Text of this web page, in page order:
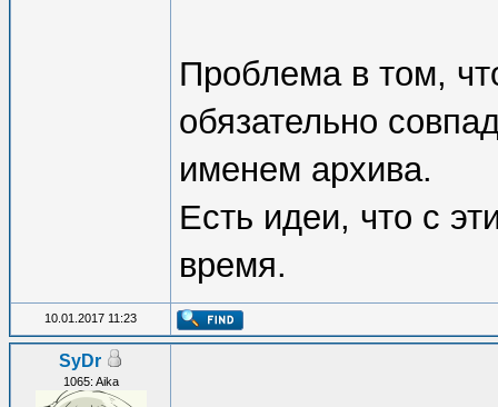
Проблема в том,
обязательно
именем архива.
Есть идеи, что с
время.
10.01.2017 11:23
SyDr
1065: Aika